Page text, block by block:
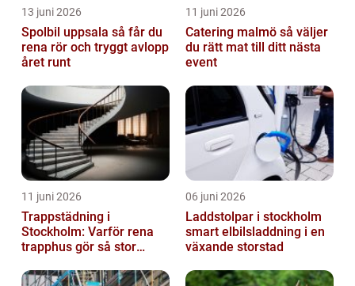
13 juni 2026
Spolbil uppsala så får du
rena rör och tryggt avlopp
året runt
11 juni 2026
Catering malmö så väljer
du rätt mat till ditt nästa
event
11 juni 2026
Trappstädning i
Stockholm: Varför rena
trapphus gör så stor
06 juni 2026
Laddstolpar i stockholm
smart elbilsladdning i en
växande storstad